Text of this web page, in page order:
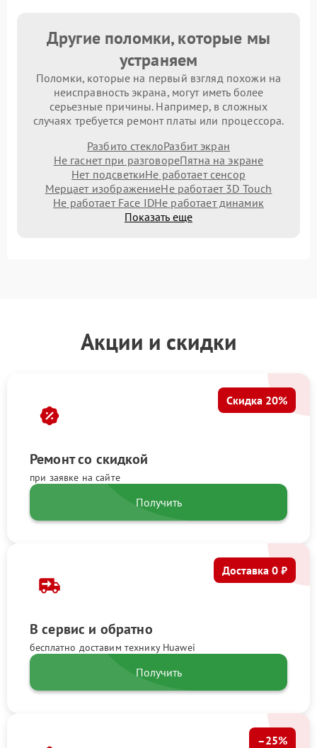
Другие поломки, которые мы
устраняем
Поломки, которые на первый взгляд похожи на
неисправность экрана, могут иметь более
серьезные причины. Например, в сложных
случаях требуется ремонт платы или процессора.
Разбито стеклоРазбит экран
Не гаснет при разговореПятна на экране
Нет подсветкиНе работает сенсор
Мерцает изображениеНе работает 3D Touch
Не работает Face IDНе работает динамик
Показать еще
Акции и скидки
Ремонт со скидкой
при заявке на сайте
Скидка 20%
Получить
В сервис и обратно
бесплатно доставим технику Huawei
Доставка 0 ₽
Получить
–25%